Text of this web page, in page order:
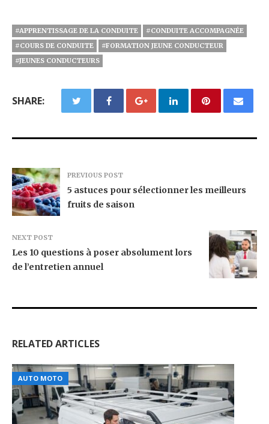
#APPRENTISSAGE DE LA CONDUITE
#CONDUITE ACCOMPAGNÉE
#COURS DE CONDUITE
#FORMATION JEUNE CONDUCTEUR
#JEUNES CONDUCTEURS
SHARE:
PREVIOUS POST
5 astuces pour sélectionner les meilleurs
fruits de saison
NEXT POST
Les 10 questions à poser absolument lors
de l’entretien annuel
RELATED ARTICLES
AUTO MOTO